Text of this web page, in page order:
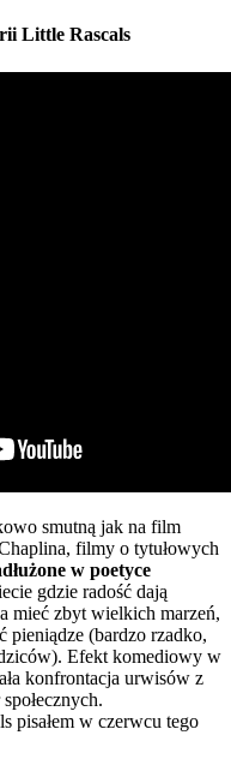
Little Rascals
smutną jak na film
filmy o tytułowych
w poetyce
gdzie radość dają
mieć zbyt wielkich marzeń,
pieniądze (bardzo rzadko,
Efekt komediowy w
konfrontacja urwisów z
pisałem w czerwcu tego